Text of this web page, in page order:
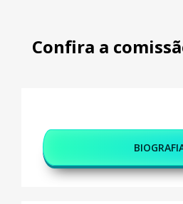
Confira a
Sagnik